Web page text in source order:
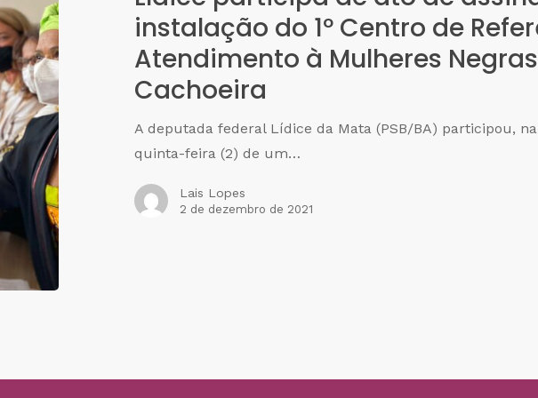
instalação do 1º Centro de
Atendimento à Mulheres
Cachoeira
A deputada federal Lídice da Mata (PSB/BA) participou,
quinta-feira (2) de um…
Lais Lopes
2 de dezembro de 2021